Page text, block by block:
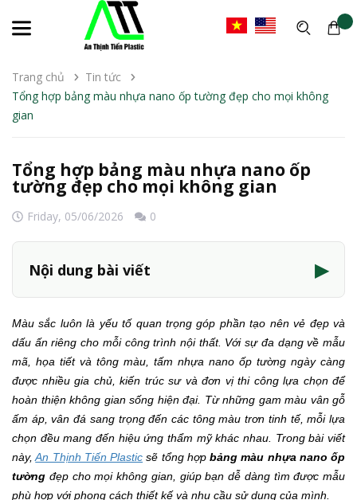
Trang chủ
Tin tức
Tổng hợp bảng màu nhựa nano ốp tường đẹp cho mọi không
gian
Tổng hợp bảng màu nhựa nano ốp
tường đẹp cho mọi không gian
Friday, 05/06/2026 0
Nội dung bài viết ▶
Màu sắc luôn là yếu tố quan trọng góp phần tạo nên vẻ đẹp và
dấu ấn riêng cho mỗi công trình nội thất. Với sự đa dạng về mẫu
mã, họa tiết và tông màu, tấm nhựa nano ốp tường ngày càng
được nhiều gia chủ, kiến trúc sư và đơn vị thi công lựa chọn để
hoàn thiện không gian sống hiện đại. Từ những gam màu vân gỗ
ấm áp, vân đá sang trọng đến các tông màu trơn tinh tế, mỗi lựa
chọn đều mang đến hiệu ứng thẩm mỹ khác nhau. Trong bài viết
này,An Thịnh Tiến Plastic sẽ tổng hợpbảng màu nhựa nano ốp
tường đẹp cho mọi không gian, giúp bạn dễ dàng tìm được mẫu
phù hợp với phong cách thiết kế và nhu cầu sử dụng của mình.